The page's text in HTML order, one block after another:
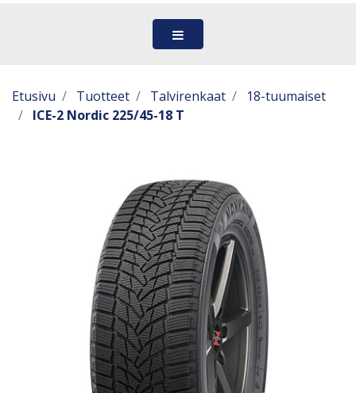
Etusivu Tuotteet Talvirenkaat
18-tuumaiset
ICE-2 Nordic 225/45-18 T